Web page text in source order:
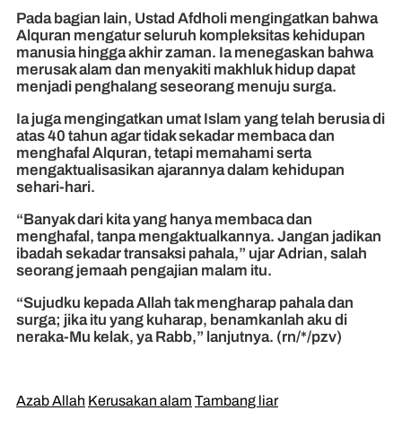
Pada bagian lain, Ustad Afdholi mengingatkan bahwa
Alquran mengatur seluruh kompleksitas kehidupan
manusia hingga akhir zaman. Ia menegaskan bahwa
merusak alam dan menyakiti makhluk hidup dapat
menjadi penghalang seseorang menuju surga.
Ia juga mengingatkan umat Islam yang telah berusia di
atas 40 tahun agar tidak sekadar membaca dan
menghafal Alquran, tetapi memahami serta
mengaktualisasikan ajarannya dalam kehidupan
sehari-hari.
“Banyak dari kita yang hanya membaca dan
menghafal, tanpa mengaktualkannya. Jangan jadikan
ibadah sekadar transaksi pahala,” ujar Adrian, salah
seorang jemaah pengajian malam itu.
“Sujudku kepada Allah tak mengharap pahala dan
surga; jika itu yang kuharap, benamkanlah aku di
neraka-Mu kelak, ya Rabb,” lanjutnya. (rn/*/pzv)
Azab Allah Kerusakan alam Tambang liar